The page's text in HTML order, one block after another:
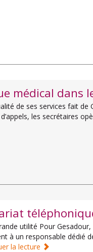
médical dans
de ses services fait
les secrétaires
utilité Pour
à un responsable dédié
la lecture